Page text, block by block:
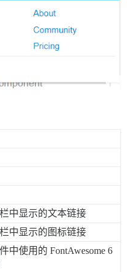
中显示的文本链接
中显示的图标链接
中使用的 FontAwesome 6